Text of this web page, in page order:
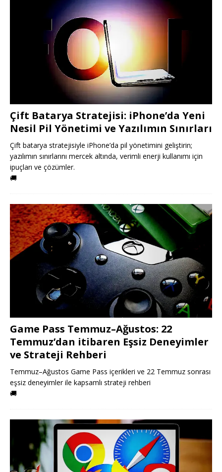
Çift Batarya Stratejisi: iPhone’da Yeni
Nesil Pil Yönetimi ve Yazılımın Sınırları
Çift batarya stratejisiyle iPhone’da pil yönetimini geliştirin;
yazılımın sınırlarını mercek altında, verimli enerji kullanımı için
ipuçları ve çözümler.
🚚
Game Pass Temmuz–Ağustos: 22
Temmuz’dan itibaren Eşsiz Deneyimler
ve Strateji Rehberi
Temmuz–Ağustos Game Pass içerikleri ve 22 Temmuz sonrası
eşsiz deneyimler ile kapsamlı strateji rehberi
🚚